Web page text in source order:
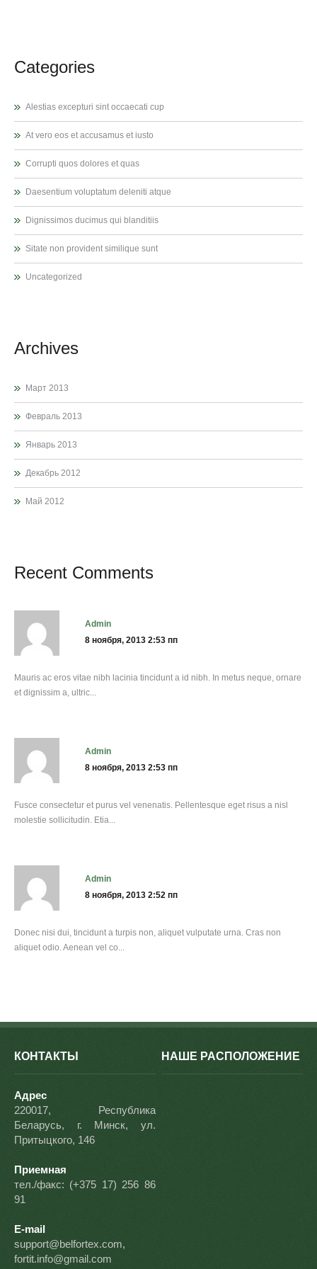
Categories
Alestias excepturi sint occaecati cup
At vero eos et accusamus et iusto
Corrupti quos dolores et quas
Daesentium voluptatum deleniti atque
Dignissimos ducimus qui blanditiis
Sitate non provident similique sunt
Uncategorized
Archives
Март 2013
Февраль 2013
Январь 2013
Декабрь 2012
Май 2012
Recent Comments
admin
8 ноября, 2013 2:53 пп
Mauris ac eros vitae nibh lacinia tincidunt a id nibh. In metus neque, ornare
et dignissim a, ultric...
admin
8 ноября, 2013 2:53 пп
Fusce consectetur et purus vel venenatis. Pellentesque eget risus a nisl
molestie sollicitudin. Etia...
admin
8 ноября, 2013 2:52 пп
Donec nisi dui, tincidunt a turpis non, aliquet vulputate urna. Cras non
aliquet odio. Aenean vel co...
КОНТАКТЫ
Адрес
220017, Республика
Беларусь, г. Минск, ул.
Притыцкого, 146
Приемная
тел./факс: (+375 17) 256 86
91
E-mail
support@belfortex.com,
fortit.info@gmail.com
НАШЕ РАСПОЛОЖЕНИЕ